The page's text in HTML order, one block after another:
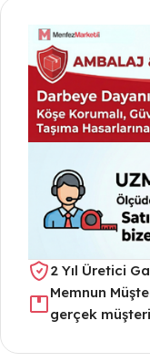
2 Yıl Üretici
Memnun
gerçek